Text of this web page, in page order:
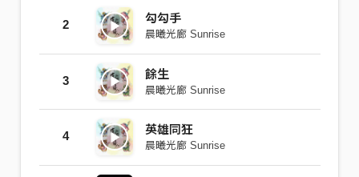
2 勾勾手
晨曦光廊 Sunrise
3 餘生
晨曦光廊 Sunrise
4 英雄同狂
晨曦光廊 Sunrise